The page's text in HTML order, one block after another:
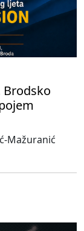
Brodsko
Mažuranić